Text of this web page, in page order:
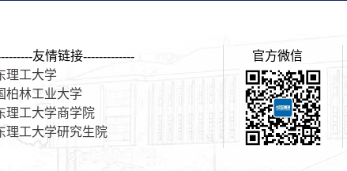
友情链接-------------
理工大学
柏林工业大学
理工大学商学院
理工大学研究生院
官方微信